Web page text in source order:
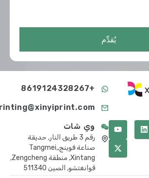
يُقدِّم
printing@xinyiprint.com
وي شات
رقم 3 طريق النار, حديقة
صناعة فوينج,Tangmei,
Xintang, منطقة Zengcheng,
قوانغتشو, الصين 511340